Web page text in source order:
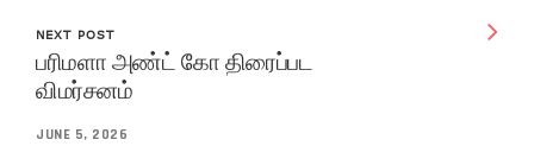
NEXT POST
பரிமளா அண்ட் கோ திரைப்பட
விமர்சனம்
JUNE 5, 2026